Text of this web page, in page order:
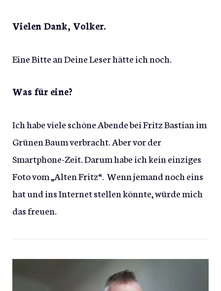
Vielen Dank, Volker.
Eine Bitte an Deine Leser hätte ich noch.
Was für eine?
Ich habe viele schöne Abende bei Fritz Bastian im
Grünen Baum verbracht. Aber vor der
Smartphone-Zeit. Darum habe ich kein einziges
Foto vom „Alten Fritz“. Wenn jemand noch eins
hat und ins Internet stellen könnte, würde mich
das freuen.